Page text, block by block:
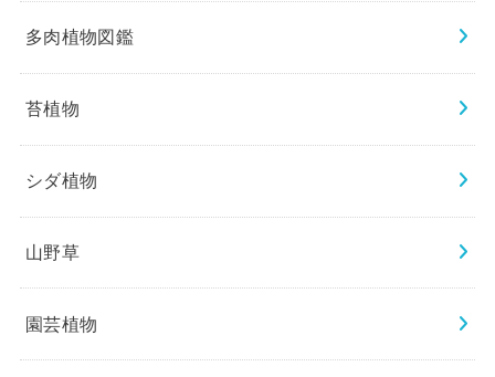
多肉植物図鑑
苔植物
シダ植物
山野草
園芸植物